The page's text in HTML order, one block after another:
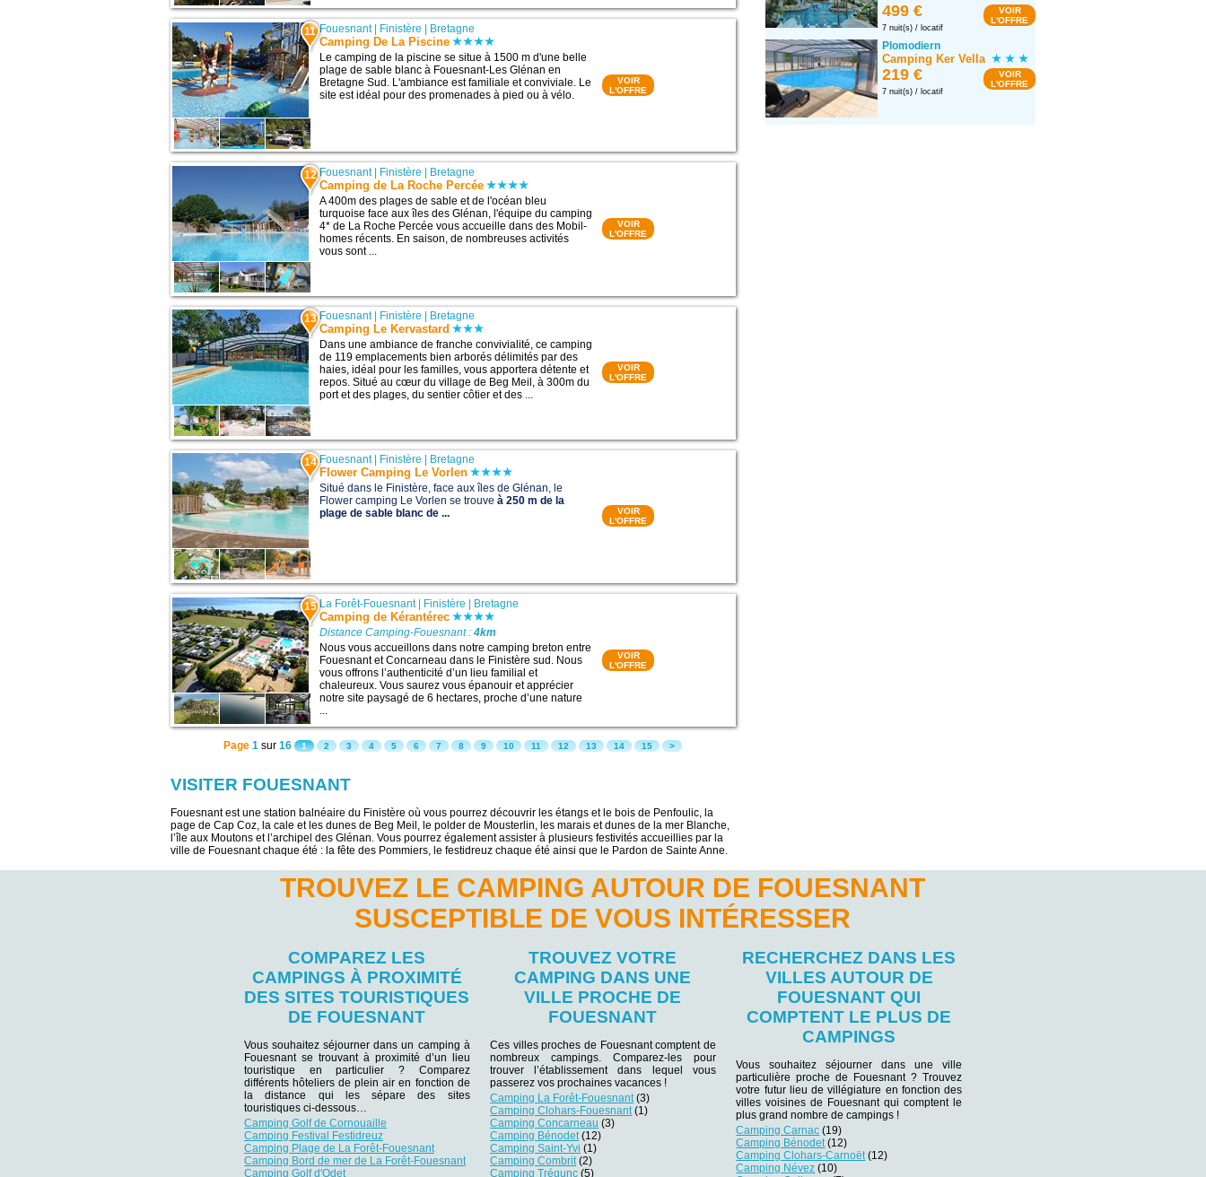
11 Fouesnant| Finistère | Bretagne
Camping De La Piscine
Le camping de la piscine se situe à 1500 m d'une belle
plage de sable blanc à Fouesnant-Les Glénan en
Bretagne Sud. L'ambiance est familiale et conviviale. Le
site est idéal pour des promenades à pied ou à vélo.
VOIR
L'OFFRE
12 Fouesnant| Finistère Bretagne
Camping de La Roche Percée
A 400m des plages de sable et de l'océan bleu
turquoise face aux îles des Glénan, l'équipe du camping
4* de La Roche Percée vous accueille dans des Mobil-
homes récents. En saison, de nombreuses activités
vous sont ...
VOIR
L'OFFRE
13 Fouesnant| Finistère Bretagne
Camping Le Kervastard
Dans une ambiance de franche convivialité, ce camping
de 119 emplacements bien arborés délimités par des
haies, idéal pour les familles, vous apportera détente et
repos. Situé au cœur du village de Beg Meil, à 300m du
port et des plages, du sentier côtier et des ...
VOIR
L'OFFRE
14 Fouesnant| Finistère Bretagne
Flower Camping Le Vorlen
Situé dans le Finistère, face aux îles de Glénan, le
Flower camping Le Vorlen se trouveà 250 m de la
plage de sable blanc de ...
VOIR
L'OFFRE
15 La Forêt-Fouesnant| Finistère | Bretagne
Camping de Kérantérec
Distance Camping-Fouesnant :4km
Nous vous accueillons dans notre camping breton entre
Fouesnant et Concarneau dans le Finistère sud. Nous
vous offrons l’authenticité d’un lieu familial et
chaleureux. Vous saurez vous épanouir et apprécier
notre site paysagé de 6 hectares, proche d’une nature
VOIR
L'OFFRE
Page 1 sur16 1 2 3 4 5 6 7 8 9 10 11 12 13 14 15 >
VISITER FOUESNANT
Fouesnant est une station balnéaire du Finistère où vous pourrez découvrir les étangs et le bois de Penfoulic, la
page de Cap Coz, la cale et les dunes de Beg Meil, le polder de Mousterlin, les marais et dunes de la mer Blanche,
l’île aux Moutons et l’archipel des Glénan. Vous pourrez également assister à plusieurs festivités accueillies par la
ville de Fouesnant chaque été : la fête des Pommiers, le festidreuz chaque été ainsi que le Pardon de Sainte Anne.
499 €
7 nuit(s) / locatif
VOIR
L'OFFRE
Plomodiern
Camping Ker Vella
219 €
7 nuit(s) / locatif
VOIR
L'OFFRE
TROUVEZ LE CAMPING AUTOUR DE FOUESNANT
SUSCEPTIBLE DE VOUS INTÉRESSER
COMPAREZ LES
CAMPINGS À PROXIMITÉ
DES SITES TOURISTIQUES
DE FOUESNANT
Vous souhaitez séjourner dans un camping à
Fouesnant se trouvant à proximité d’un lieu
touristique en particulier ? Comparez
différents hôteliers de plein air en fonction de
la distance qui les sépare des sites
touristiques ci-dessous…
Camping Golf de Cornouaille
Camping Festival Festidreuz
Camping Plage de La Forêt-Fouesnant
Camping Bord de mer de La Forêt-Fouesnant
Camping Golf d'Odet
TROUVEZ VOTRE
CAMPING DANS UNE
VILLE PROCHE DE
FOUESNANT
Ces villes proches de Fouesnant comptent de
nombreux campings. Comparez-les pour
trouver l’établissement dans lequel vous
passerez vos prochaines vacances !
Camping La Forêt-Fouesnant(3)
Camping Clohars-Fouesnant(1)
Camping Concarneau (3)
Camping Bénodet(12)
Camping Saint-Yvi (1)
Camping Combrit(2)
Camping Trégunc (5)
RECHERCHEZ DANS LES
VILLES AUTOUR DE
FOUESNANT QUI
COMPTENT LE PLUS DE
CAMPINGS
Vous souhaitez séjourner dans une ville
particulière proche de Fouesnant ? Trouvez
votre futur lieu de villégiature en fonction des
villes voisines de Fouesnant qui comptent le
plus grand nombre de campings !
Camping Carnac (19)
Camping Bénodet(12)
Camping Clohars-Carnoët(12)
Camping Névez (10)